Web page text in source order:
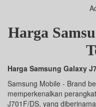
Harga
Harga Samsung Galaxy
Samsung Mobile - Brand
memperkenalkan
J701F/DS, yang